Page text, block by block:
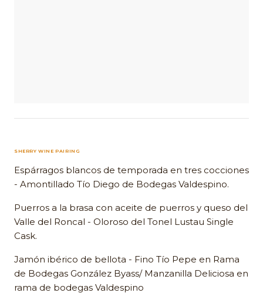
SHERRY WINE PAIRING
Espárragos blancos de temporada en tres cocciones
- Amontillado Tío Diego de Bodegas Valdespino.
Puerros a la brasa con aceite de puerros y queso del
Valle del Roncal - Oloroso del Tonel Lustau Single
Cask.
Jamón ibérico de bellota - Fino Tío Pepe en Rama
de Bodegas González Byass/ Manzanilla Deliciosa en
rama de bodegas Valdespino